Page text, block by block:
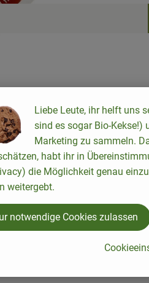
passenden
Liebe Leute, ihr helft uns
sind es sogar Bio-Kekse!)
Marketing zu sammeln.
habt ihr in
die Möglichkeit genau
weitergebt.
notwendige Cookies zulassen